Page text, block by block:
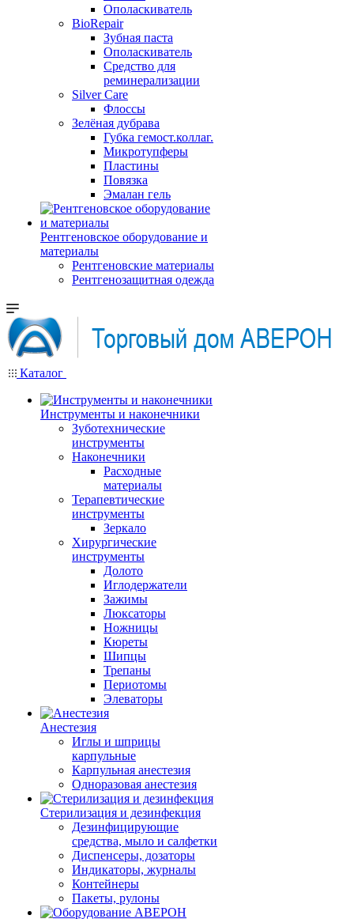
Ополаскиватель
BioRepair
Зубная паста
Ополаскиватель
Средство для
реминерализации
Silver Care
Флоссы
Зелёная дубрава
Губка гемост.коллаг.
Микротупферы
Пластины
Повязка
Эмалан гель
Рентгеновское оборудование и
материалы
Рентгеновские материалы
Рентгенозащитная одежда
Каталог
Инструменты и наконечники
Зуботехнические
инструменты
Наконечники
Расходные
материалы
Терапевтические
инструменты
Зеркало
Хирургические
инструменты
Долото
Иглодержатели
Зажимы
Люксаторы
Ножницы
Кюреты
Шипцы
Трепаны
Периотомы
Элеваторы
Анестезия
Иглы и шприцы
карпульные
Карпульная анестезия
Одноразовая анестезия
Стерилизация и дезинфекция
Дезинфицирующие
средства, мыло и салфетки
Диспенсеры, дозаторы
Индикаторы, журналы
Контейнеры
Пакеты, рулоны